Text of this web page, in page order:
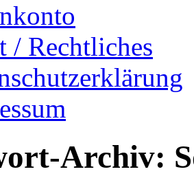
/ Rechtliches
Archiv: